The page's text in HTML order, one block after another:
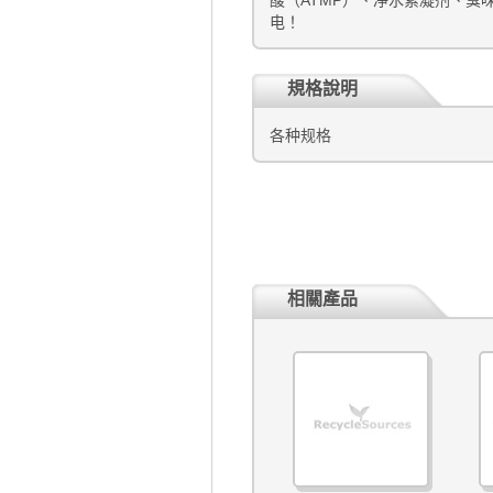
电！
規格說明
各种规格
相關產品